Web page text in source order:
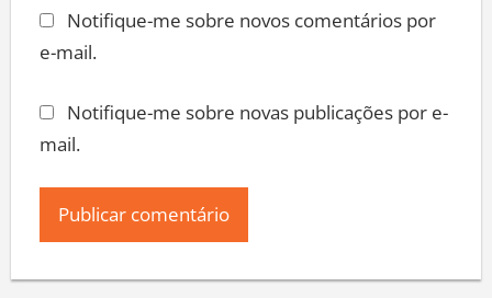
Notifique-me sobre novos comentários por
e-mail.
Notifique-me sobre novas publicações por e-
mail.